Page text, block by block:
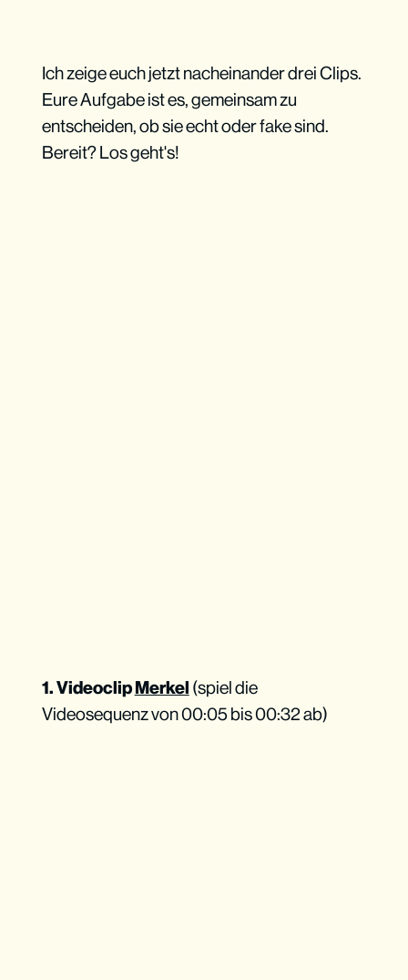
Ich zeige euch jetzt nacheinander drei Clips.
Eure Aufgabe ist es, gemeinsam zu
entscheiden, ob sie echt oder fake sind.
Bereit? Los geht's!
1. VideoclipMerkel (spiel die
Videosequenz von 00:05 bis 00:32 ab)